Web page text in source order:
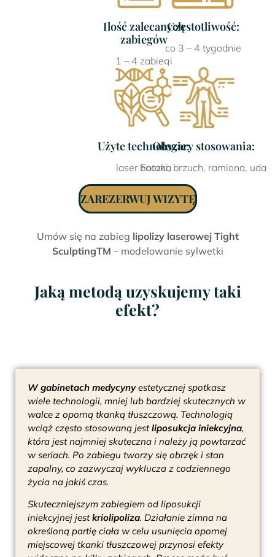
Ilość zalecanych
zabiegów
1 – 4 zabiegi
Częstotliwość:
co 3 – 4 tygodnie
Użyte technologie:
laser Fotona
Obszary stosowania:
boczki, brzuch, ramiona, uda
ZAREZERWUJ WIZYTĘ
Umów się na zabieg lipolizy laserowej Tight
SculptingTM – modelowanie sylwetki
Jaką metodą uzyskujemy taki
efekt?
W gabinetach medycynyestetycznej spotkasz
wiele technologii, mniej lub bardziej skutecznych w
walce z oporną tkanką tłuszczową. Technologią
wciąż często stosowaną jestliposukcja iniekcyjna,
która jest najmniej skuteczna i należy ją powtarzać
w seriach. Po zabiegu tworzy się obrzęk i stan
zapalny, co zazwyczaj wyklucza z codziennego
życia na jakiś czas.
Skuteczniejszym zabiegiem od liposukcji
iniekcyjnej jestkriolipoliza. Działanie zimna na
określoną partię ciała w celu usunięcia opornej
miejscowej tkanki tłuszczowej przynosi efekty